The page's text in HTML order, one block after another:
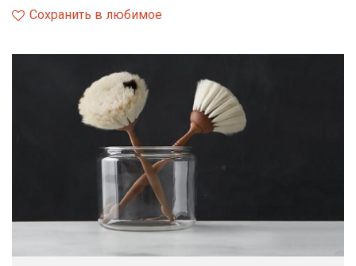
Сохранить в любимое